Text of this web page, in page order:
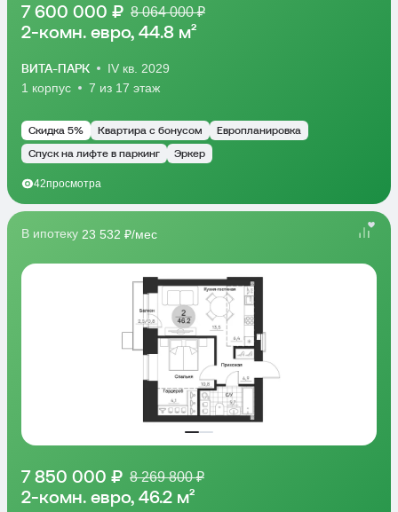
7 600 000 ₽ 8 064 000 ₽
2-комн. евро, 44.8 м²
ВИТА-ПАРК
IV кв. 2029
1 корпус
7 из 17 этаж
Скидка 5% Квартира с бонусом
Европланировка
Спуск на лифте в паркинг
Эркер
42просмотра
В ипотеку 23 532 ₽/мес
7 850 000 ₽ 8 269 800 ₽
2-комн. евро, 46.2 м²